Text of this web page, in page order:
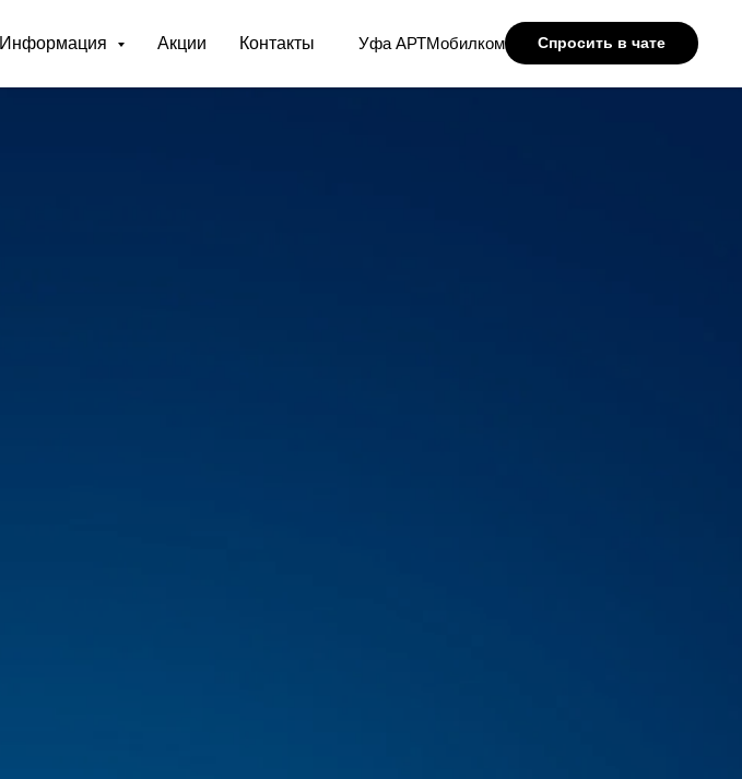
Информация Акции Контакты Уфа АРТМобилком Спросить в чате